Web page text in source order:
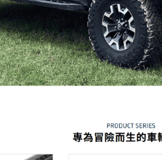
從何得知本網
(可複選)